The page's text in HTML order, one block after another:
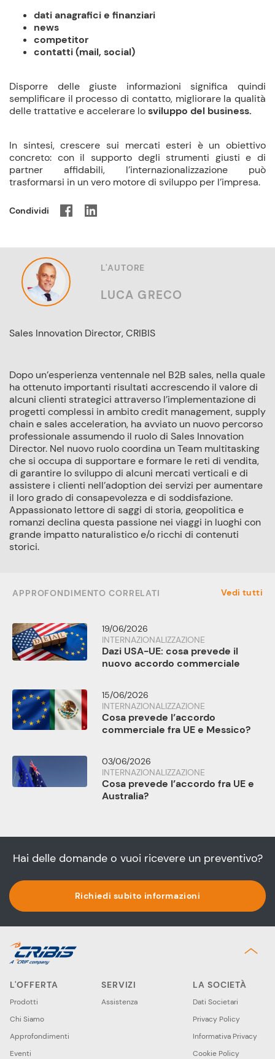
dati anagrafici e finanziari
news
competitor
contatti (mail, social)
Disporre delle giuste informazioni significa quindi
semplificare il processo di contatto, migliorare la qualità
delle trattative e accelerare losviluppo del business.
In sintesi, crescere sui mercati esteri è un obiettivo
concreto: con il supporto degli strumenti giusti e di
partner affidabili, l’internazionalizzazione può
trasformarsi in un vero motore di sviluppo per l’impresa.
Condividi
L'AUTORE
LUCA GRECO
Sales Innovation Director, CRIBIS
Dopo un’esperienza ventennale nel B2B sales, nella quale
ha ottenuto importanti risultati accrescendo il valore di
alcuni clienti strategici attraverso l’implementazione di
progetti complessi in ambito credit management, supply
chain e sales acceleration, ha avviato un nuovo percorso
professionale assumendo il ruolo di Sales Innovation
Director. Nel nuovo ruolo coordina un Team multitasking
che si occupa di supportare e formare le reti di vendita,
di garantire lo sviluppo di alcuni mercati verticali e di
assistere i clienti nell’adoption dei servizi per aumentare
il loro grado di consapevolezza e di soddisfazione.
Appassionato lettore di saggi di storia, geopolitica e
romanzi declina questa passione nei viaggi in luoghi con
grande impatto naturalistico e/o ricchi di contenuti
storici.
APPROFONDIMENTO CORRELATI Vedi tutti
19/06/2026
INTERNAZIONALIZZAZIONE
Dazi USA-UE: cosa prevede il
nuovo accordo commerciale
15/06/2026
INTERNAZIONALIZZAZIONE
Cosa prevede l’accordo
commerciale fra UE e Messico?
03/06/2026
INTERNAZIONALIZZAZIONE
Cosa prevede l’accordo fra UE e
Australia?
Hai delle domande o vuoi ricevere un preventivo?
Richiedi subito informazioni
L'OFFERTA
Prodotti
Chi Siamo
Approfondimenti
Eventi
SERVIZI
Assistenza
LA SOCIETÀ
Dati Societari
Privacy Policy
Informativa Privacy
Cookie Policy